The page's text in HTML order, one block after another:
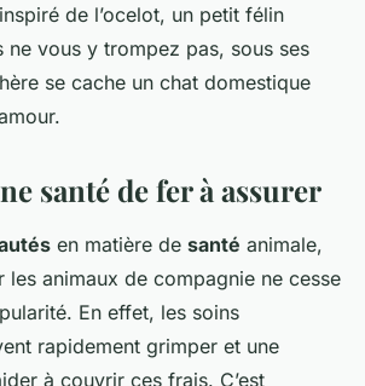
de l’ocelot, un petit félin
ne vous y trompez pas, sous ses
se cache un chat domestique
santé de fer à assurer
en matière de santé animale,
les animaux de compagnie ne cesse
En effet, les soins
rapidement grimper et une
à couvrir ces frais. C’est